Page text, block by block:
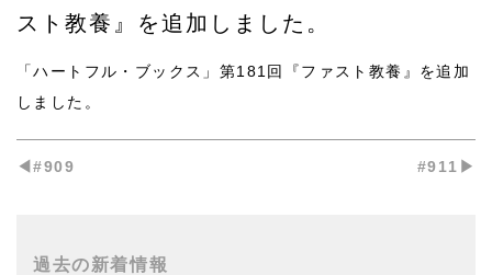
スト教養』を追加しました。
「ハートフル・ブックス」第181回『ファスト教養』 を追加
しました。
◀︎#909 #911▶︎
過去の新着情報